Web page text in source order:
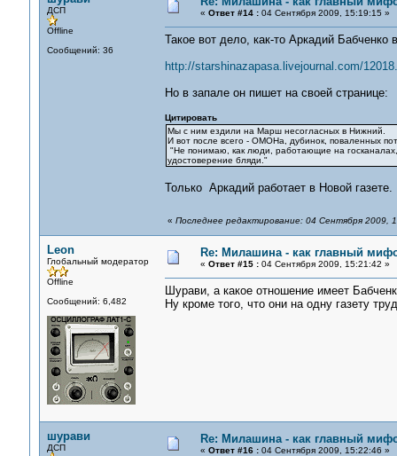
ДСП
Offline
Сообщений: 36
« Ответ #14 :04 Сентября 2009, 15:19:15 »
Такое вот дело, как-то Аркадий
http://starshinazapasa.livejournal.com/
Но в запале он пишет на своей странице:
Цитировать
Мы с ним ездили на Марш несогласных в Нижний.
И вот после всего - ОМОНа, дубинок, поваленных
"Не понимаю, как люди, работающие на
удостоверение бляди."
Только Аркадий работает в Новой газете.
« Последнее редактирование: 04 Сентября 2009,
Leon
Глобальный модератор
Offline
Сообщений: 6,482
Re: Милашина - как главный
« Ответ #15 :04 Сентября 2009, 15:21:42 »
Шурави, а какое отношение имеет
Ну кроме того, что они на одну газету
шурави
ДСП
Re: Милашина - как главный
« Ответ #16 :04 Сентября 2009, 15:22:46 »